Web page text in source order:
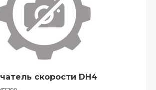
скорости DH4